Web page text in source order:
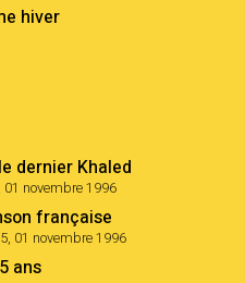
hiver
dernier Khaled
novembre 1996
française
01 novembre 1996
ans